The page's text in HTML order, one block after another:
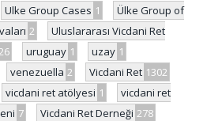
Ulke Group Cases 1
Ülke Group of
2
Uluslararası Vicdani Ret
uruguay 1 uzay 1
venezuella 2 Vicdani Ret 1302
vicdani ret atölyesi 1
vicdani ret
7 Vicdani Ret Derneği 278